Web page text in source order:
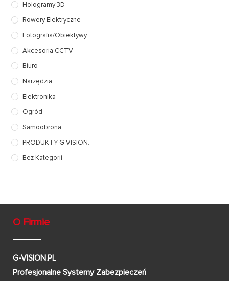
Hologramy 3D
Rowery Elektryczne
Fotografia/Obiektywy
Akcesoria CCTV
Biuro
Narzędzia
Elektronika
Ogród
Samoobrona
PRODUKTY G-VISION.
Bez Kategorii
O Firmie
G-VISION.PL
Profesjonalne Systemy Zabezpieczeń